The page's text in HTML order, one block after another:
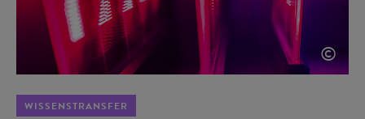
©
WISSENSTRANSFER